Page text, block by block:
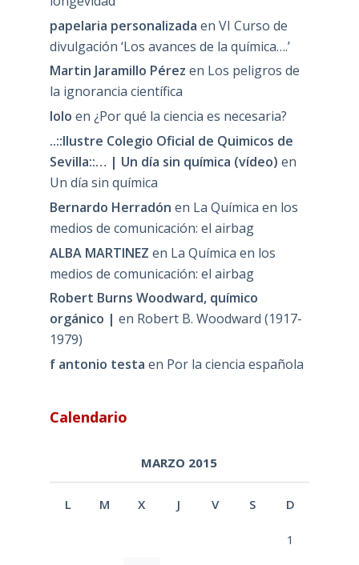
papelaria personalizada en VI Curso de
divulgación ‘Los avances de la química….’
Martin Jaramillo Pérez en Los peligros de
la ignorancia científica
lolo en ¿Por qué la ciencia es necesaria?
..::Ilustre Colegio Oficial de Quimicos de
Sevilla::… | Un día sin química (vídeo) en
Un día sin química
Bernardo Herradón en La Química en los
medios de comunicación: el airbag
ALBA MARTINEZ en La Química en los
medios de comunicación: el airbag
Robert Burns Woodward, químico
orgánico | en Robert B. Woodward (1917-
1979)
f antonio testa en Por la ciencia española
Calendario
MARZO 2015
L M X J V S D
1